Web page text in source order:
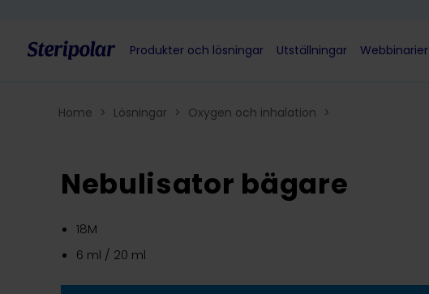
Produkter och lösningar Utställningar Webbinarier
Home > Lösningar > Oxygen och inhalation >
Nebulisator bägare
18M
6 ml / 20 ml